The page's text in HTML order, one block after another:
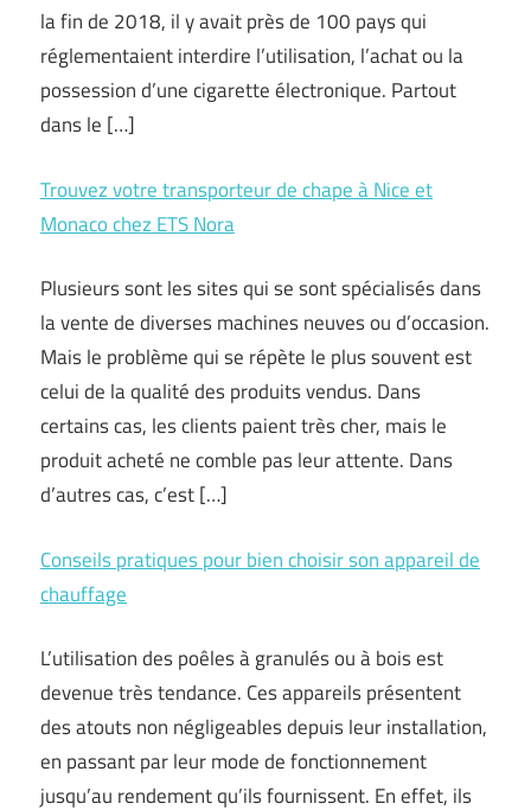
la fin de 2018, il y avait près de 100 pays qui
réglementaient interdire l’utilisation, l’achat ou la
possession d’une cigarette électronique. Partout
dans le […]
Trouvez votre transporteur de chape à Nice et
Monaco chez ETS Nora
Plusieurs sont les sites qui se sont spécialisés dans
la vente de diverses machines neuves ou d’occasion.
Mais le problème qui se répète le plus souvent est
celui de la qualité des produits vendus. Dans
certains cas, les clients paient très cher, mais le
produit acheté ne comble pas leur attente. Dans
d’autres cas, c’est […]
Conseils pratiques pour bien choisir son appareil de
chauffage
L’utilisation des poêles à granulés ou à bois est
devenue très tendance. Ces appareils présentent
des atouts non négligeables depuis leur installation,
en passant par leur mode de fonctionnement
jusqu’au rendement qu’ils fournissent. En effet, ils